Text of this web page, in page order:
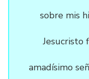
sobre mis
Jesucristo
amadísimo